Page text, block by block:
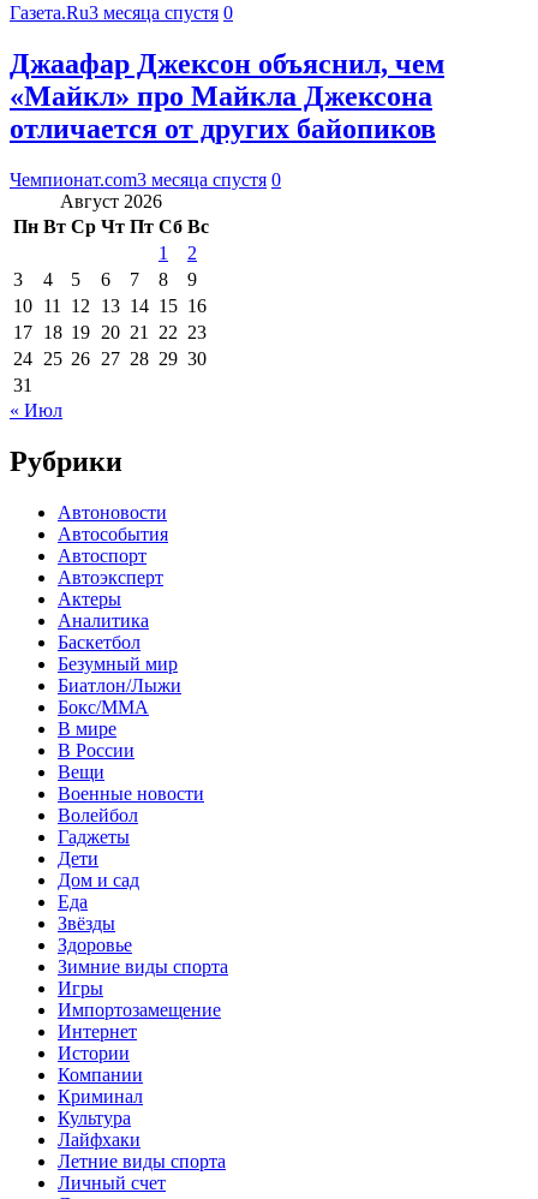
Газета.Ru3 месяца спустя 0
Джаафар Джексон объяснил, чем
«Майкл» про Майкла Джексона
отличается от других байопиков
Чемпионат.com3 месяца спустя 0
Август 2026
Пн Вт Ср Чт Пт Сб Вс
1
2
3
4 5 6 7 8
9
10 11 12 13 14 15 16
17 18 19 20 21 22 23
24 25 26 27 28 29 30
31
« Июл
Рубрики
Автоновости
Автособытия
Автоспорт
Автоэксперт
Актеры
Аналитика
Баскетбол
Безумный мир
Биатлон/Лыжи
Бокс/MMA
В мире
В России
Вещи
Военные новости
Волейбол
Гаджеты
Дети
Дом и сад
Еда
Звёзды
Здоровье
Зимние виды спорта
Игры
Импортозамещение
Интернет
Истории
Компании
Криминал
Культура
Лайфхаки
Летние виды спорта
Личный счет